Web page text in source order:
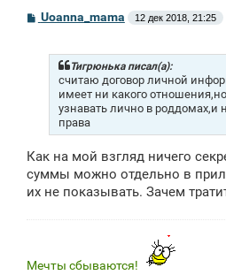
СUoanna_mama 12 дек 2018, 21:25
Тигрюнька писал(а):
считаю договор личной
имеет ни какого
узнавать лично в роддомах,и
права
Как на мой взгляд ничего
суммы можно отдельно в
их не показывать. Зачем
Мечты сбываются!